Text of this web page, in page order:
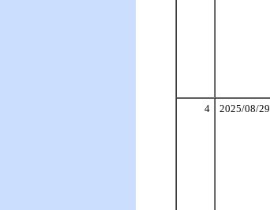
4 2025/08/29